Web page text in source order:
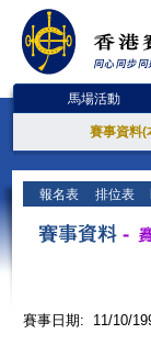
馬場活動
賽事資料(
報名表 排位表
賽事日期: 11/10/